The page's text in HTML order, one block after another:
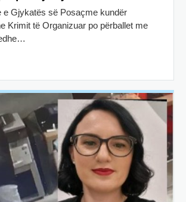
e Gjykatës së Posaçme kundër
Krimit të Organizuar po përballet me